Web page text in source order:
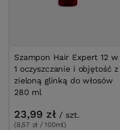
Szampon Hair Expert 12 w
1 oczyszczanie i objętość z
zieloną glinką do włosów
280 ml
23,99 zł / szt.
(8,57 zł / 100ml)